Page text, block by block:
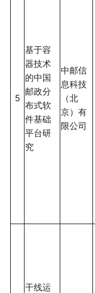
5
基于容
器技术
的中国
邮政分
布式软
件基础
平台研
究
中邮信
息科技
（北
京）有
限公司
干线运